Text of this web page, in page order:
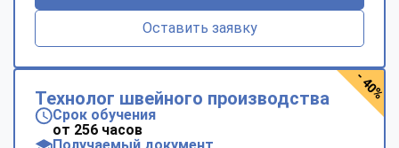
Оставить заявку
Технолог швейного производства
Срок обучения
от 256 часов
- 40%